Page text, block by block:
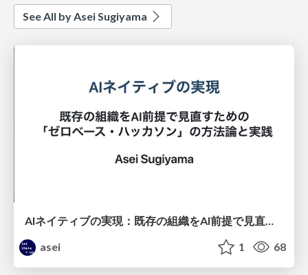
See All by Asei Sugiyama
AIネイティブの実現：既存の組織をAI前提で見直すための「ゼロベース・ハッカソン」の方法論と実践
asei
1 68